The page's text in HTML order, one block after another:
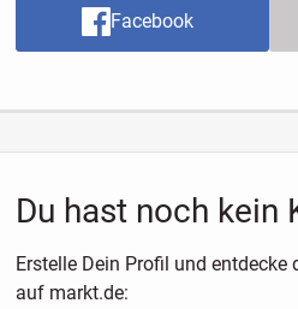
Facebook
Du hast noch kein
Erstelle Dein Profil und
auf markt.de: